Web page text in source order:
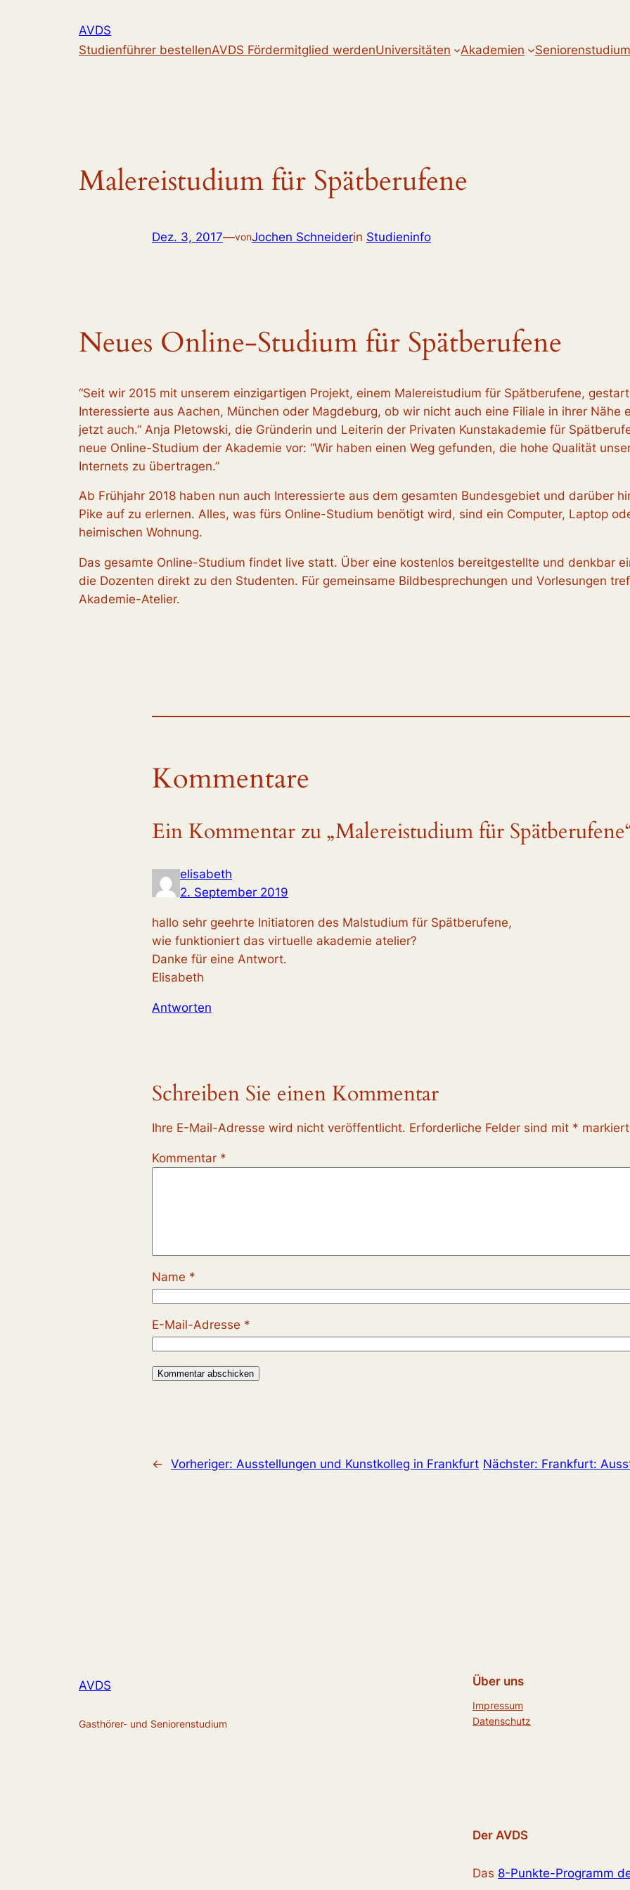
AVDS
Studienführer bestellenAVDS Fördermitglied werdenUniversitäten Akademien Seniorenstudium
Malereistudium für Spätberufene
Dez. 3, 2017—vonJochen Schneiderin Studieninfo
Neues Online-Studium für Spätberufene
“Seit wir 2015 mit unserem einzigartigen Projekt, einem Malereistudium für Spätberufene,
Interessierte aus Aachen, München oder Magdeburg, ob wir nicht auch eine Filiale in ihrer Nähe
jetzt auch.” Anja Pletowski, die Gründerin und Leiterin der Privaten Kunstakademie für
neue Online-Studium der Akademie vor: “Wir haben einen Weg gefunden, die hohe Qualität
Internets zu übertragen.”
Ab Frühjahr 2018 haben nun auch Interessierte aus dem gesamten Bundesgebiet und darüber
Pike auf zu erlernen. Alles, was fürs Online-Studium benötigt wird, sind ein Computer, Laptop
heimischen Wohnung.
Das gesamte Online-Studium findet live statt. Über eine kostenlos bereitgestellte und denkbar
die Dozenten direkt zu den Studenten. Für gemeinsame Bildbesprechungen und Vorlesungen
Akademie-Atelier.
Kommentare
Ein Kommentar zu „Malereistudium für
elisabeth
2. September 2019
hallo sehr geehrte Initiatoren des Malstudium für Spätberufene,
wie funktioniert das virtuelle akademie atelier?
Danke für eine Antwort.
Elisabeth
Antworten
Schreiben Sie einen Kommentar
Ihre E-Mail-Adresse wird nicht veröffentlicht. Erforderliche Felder sind mit * markiert
Kommentar *
Name *
E-Mail-Adresse *
← Vorheriger: Ausstellungen und Kunstkolleg in Frankfurt Nächster: Frankfurt:
AVDS
Gasthörer- und Seniorenstudium
Über uns
Impressum
Datenschutz
Der AVDS
Das 8-Punkte-Programm